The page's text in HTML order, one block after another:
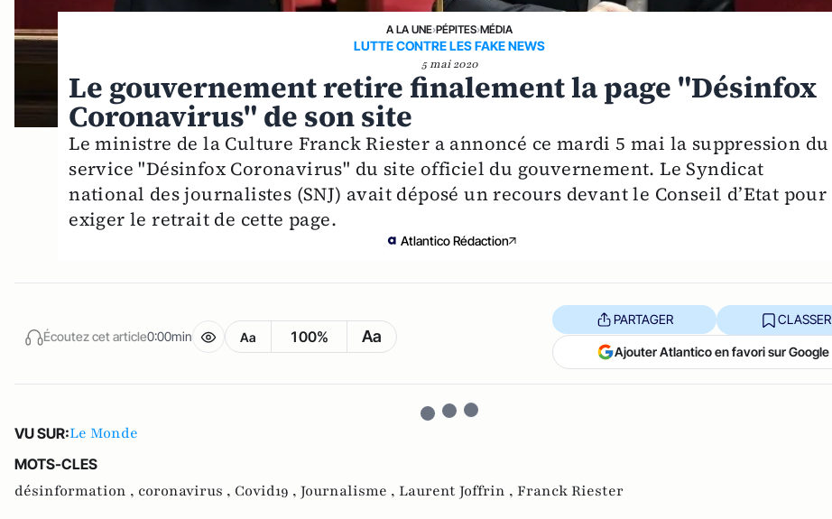
A LA UNE›PÉPITES›MÉDIA
LUTTE CONTRE LES FAKE NEWS
5 mai 2020
Le gouvernement retire finalement la page "Désinfox
Coronavirus" de son site
Le ministre de la Culture Franck Riester a annoncé ce mardi 5 mai la suppression du
service "Désinfox Coronavirus" du site officiel du gouvernement. Le Syndicat
national des journalistes (SNJ) avait déposé un recours devant le Conseil d’Etat pour
exiger le retrait de cette page.
Atlantico Rédaction
Écoutez cet article0:00min Aa 100% Aa
PARTAGER CLASSER
Ajouter Atlantico en favori sur Google
VU SUR:Le Monde
MOTS-CLES
désinformation , coronavirus , Covid19 , Journalisme , Laurent Joffrin , Franck Riester